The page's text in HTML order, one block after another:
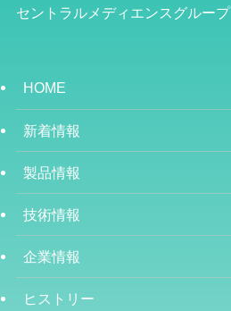
セントラルメディエンスグループ
HOME
新着情報
製品情報
技術情報
企業情報
ヒストリー